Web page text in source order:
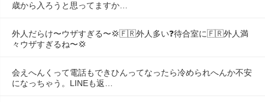
歳から入ろうと思ってますか…
外人だらけ〜ウザすぎる〜💢🇫🇷外人多い❓️待合室に🇫🇷外人満
々ウザすぎるね〜💢
会えへんくって電話もできひんってなったら冷められへんか不安
になっちゃう。LINEも返…